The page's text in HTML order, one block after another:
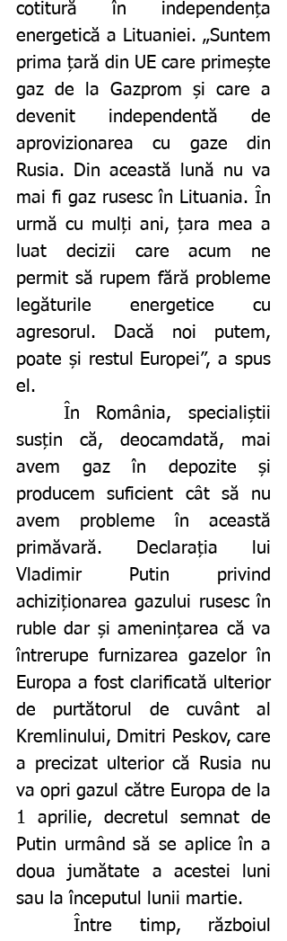
cotitură în independența
energetică a Lituaniei. „Suntem
prima țară din UE care primește
gaz de la Gazprom și care a
devenit independentă de
aprovizionarea cu gaze din
Rusia. Din această lună nu va
mai fi gaz rusesc în Lituania. În
urmă cu mulți ani, țara mea a
luat decizii care acum ne
permit să rupem fără probleme
legăturile energetice cu
agresorul. Dacă noi putem,
poate și restul Europei”, a spus
el.
susțin că, deocamdată, mai
avem gaz în depozite și
producem suficient cât să nu
avem probleme în această
primăvară. Declarația lui
Vladimir Putin privind
achiziționarea gazului rusesc în
ruble dar și amenințarea că va
întrerupe furnizarea gazelor în
Europa a fost clarificată ulterior
de purtătorul de cuvânt al
Kremlinului, Dmitri Peskov, care
a precizat ulterior că Rusia nu
va opri gazul către Europa de la
1 aprilie, decretul semnat de
Putin urmând să se aplice în a
doua jumătate a acestei luni
sau la începutul lunii martie.
	Între timp, războiul